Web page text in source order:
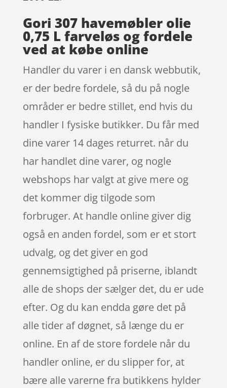
Gori 307 havemøbler olie
0,75 L farveløs og fordele
ved at købe online
Handler du varer i en dansk webbutik,
er der bedre fordele, så du på nogle
områder er bedre stillet, end hvis du
handler I fysiske butikker. Du får med
dine varer 14 dages returret. når du
har handlet dine varer, og nogle
webshops har valgt at give mere og
det kommer dig tilgode som
forbruger. At handle online giver dig
også en anden fordel, som er et stort
udvalg, og det giver en god
gennemsigtighed på priserne, iblandt
alle de shops der sælger det, du er ude
efter. Og du kan endda gøre det på
alle tider af døgnet, så længe du er
online. En af de store fordele når du
handler online, er du slipper for, at
bære alle varerne fra butikkens hylder